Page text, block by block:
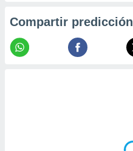
Compartir predicción